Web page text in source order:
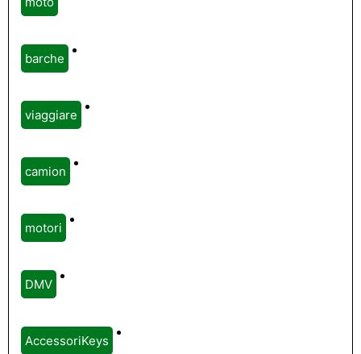
barche
viaggiare
camion
motori
DMV
AccessoriKeys